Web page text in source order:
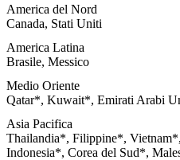
America del Nord
Canada, Stati Uniti
America Latina
Brasile, Messico
Medio Oriente
Qatar*, Kuwait*, Emirati Arabi
Asia Pacifica
Thailandia*, Filippine*,
Indonesia*, Corea del Sud*,